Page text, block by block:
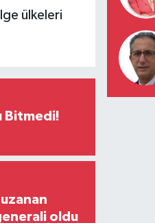
ülkeleri
Bitmedi!
oldu